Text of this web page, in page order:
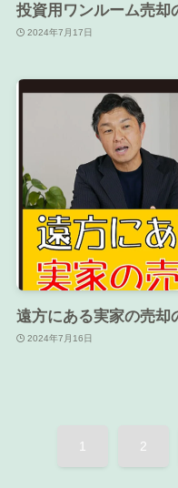
投資用ワンルーム売却
2024年7月17日
遠方にある実家の売却
2024年7月16日
1 2